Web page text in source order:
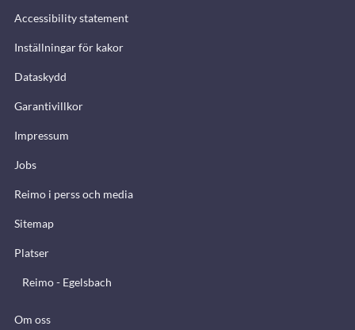
Accessibility statement
Inställningar för kakor
Dataskydd
Garantivillkor
Impressum
Jobs
Reimo i perss och media
Sitemap
Platser
Reimo - Egelsbach
Om oss